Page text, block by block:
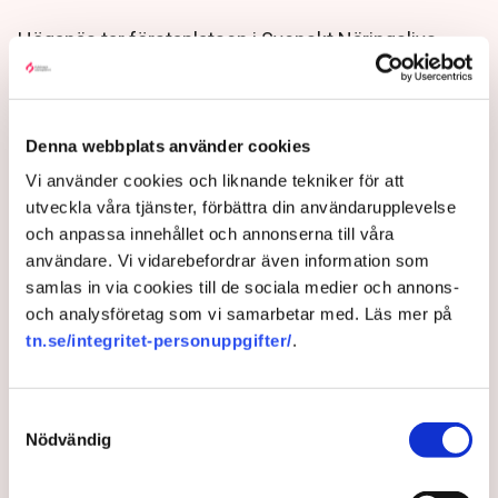
Denna webbplats använder cookies
Vi använder cookies och liknande tekniker för att
utveckla våra tjänster, förbättra din användarupplevelse
och anpassa innehållet och annonserna till våra
användare. Vi vidarebefordrar även information som
samlas in via cookies till de sociala medier och annons-
och analysföretag som vi samarbetar med. Läs mer på
tn.se/integritet-personuppgifter/.
Nödvändig
Höganäs tar förstaplatsen i Svenskt Näringslivs
ranking Lokalt företagsklimat. ”Jag blir nästan lite
Ludvika ut med en stark långsiktig förbättring.
2 months ago | Av: Joakim Hugert Lundberg